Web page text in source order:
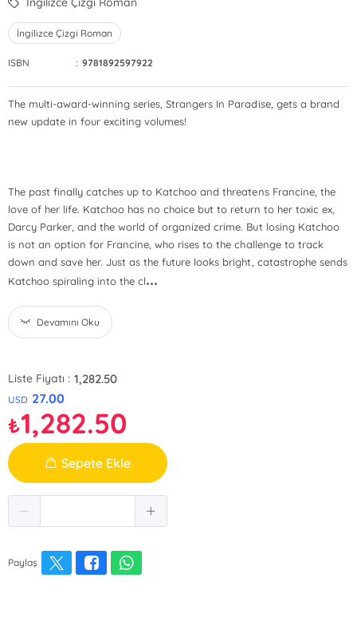
İngilizce Çizgi Roman
ISBN : 9781892597922
The multi-award-winning series, Strangers In Paradise, gets a brand
new update in four exciting volumes!
The past finally catches up to Katchoo and threatens Francine, the
love of her life. Katchoo has no choice but to return to her toxic ex,
Darcy Parker, and the world of organized crime. But losing Katchoo
is not an option for Francine, who rises to the challenge to track
down and save her. Just as the future looks bright, catastrophe sends
Katchoo spiraling into the cl...
Devamını Oku
Liste Fiyatı : 1,282.50
USD 27.00
₺1,282.50
Sepete Ekle
Paylaş